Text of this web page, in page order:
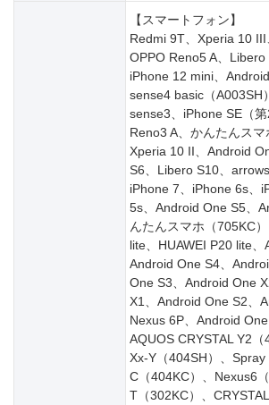
【スマートフォン】
Redmi 9T、Xperia 10 III
OPPO Reno5 A、Libero
iPhone 12 mini、
sense4 basic（A003SH
sense3、iPhone SE（
Reno3 A、かんたんスマ
Xperia 10 II、Android
S6、Libero S10、
iPhone 7、iPhone 6s、
5s、Android One S5、
んたんスマホ（705KC
lite、HUAWEI P20 lite、
Android One S4、
One S3、Android One
X1、Android One S2、
Nexus 6P、Android One
AQUOS CRYSTAL Y2
Xx-Y（404SH）、
C（404KC）、Nexus6
T（302KC）、